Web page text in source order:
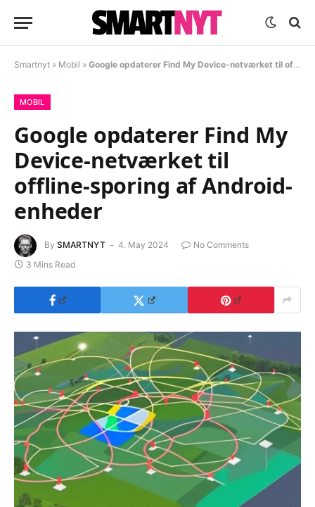
Smartnyt » Mobil » Google opdaterer Find My Device-netværket til offline-sporing af Android-enheder
MOBIL
Google opdaterer Find My
Device-netværket til
offline-sporing af Android-
enheder
By SMARTNYT 4. May 2024
No Comments
3 Mins Read